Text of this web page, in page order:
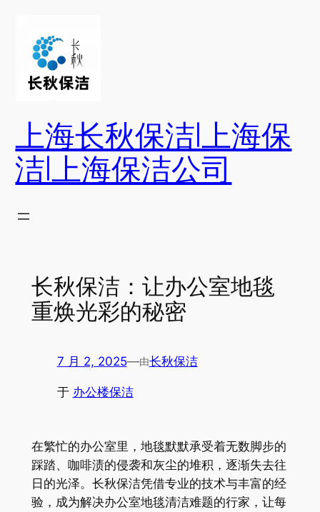
上海长秋保洁|上海保
洁|上海保洁公司
长秋保洁：让办公室地毯
重焕光彩的秘密
7 月 2, 2025—由长秋保洁
于 办公楼保洁
在繁忙的办公室里，地毯默默承受着无数脚步的
踩踏、咖啡渍的侵袭和灰尘的堆积，逐渐失去往
日的光泽。长秋保洁凭借专业的技术与丰富的经
验，成为解决办公室地毯清洁难题的行家，让每